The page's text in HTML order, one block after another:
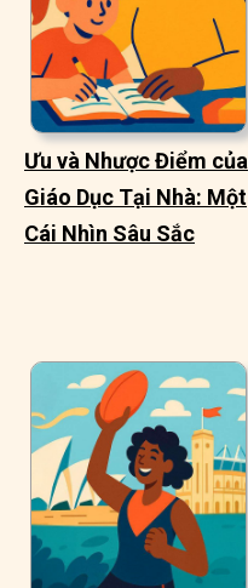
Ưu và Nhược Điểm của
Giáo Dục Tại Nhà: Một
Cái Nhìn Sâu Sắc